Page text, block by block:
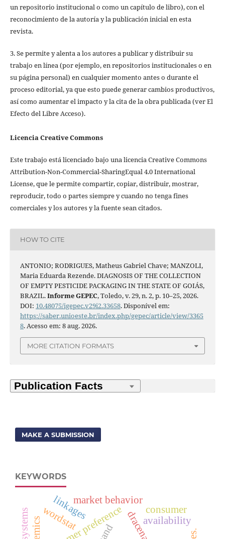
un repositorio institucional o como un capítulo de libro), con el
reconocimiento de la autoría y la publicación inicial en esta
revista.
3. Se permite y alenta a los autores a publicar y distribuir su
trabajo en línea (por ejemplo, en repositorios institucionales o en
su página personal) en cualquier momento antes o durante el
proceso editorial, ya que esto puede generar cambios productivos,
así como aumentar el impacto y la cita de la obra publicada (ver El
Efecto del Libre Acceso).
Licencia Creative Commons
Este trabajo está licenciado bajo una licencia Creative Commons
Attribution-Non-Commercial-SharingEqual 4.0 International
License, que le permite compartir, copiar, distribuir, mostrar,
reproducir, todo o partes siempre y cuando no tenga fines
comerciales y los autores y la fuente sean citados.
HOW TO CITE
ANTONIO; RODRIGUES, Matheus Gabriel Chave; MANZOLI,
Maria Eduarda Rezende. DIAGNOSIS OF THE COLLECTION
OF EMPTY PESTICIDE PACKAGING IN THE STATE OF GOIÁS,
BRAZIL.Informe GEPEC, Toledo, v. 29, n. 2, p. 10–25, 2026.
DOI: 10.48075/igepec.v29i2.33658. Disponível em:
https://saber.unioeste.br/index.php/gepec/article/view/3365
8. Acesso em: 8 aug. 2026.
MORE CITATION FORMATS
MAKE A SUBMISSION
KEYWORDS
dracena.availability
linkagesmarket behavior
wordstat consumer